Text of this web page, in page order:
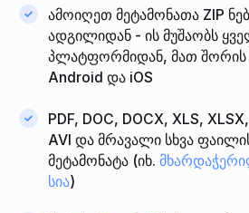
ამოიღეთ მეტამონათა ZIP
ადგილიდან - ის მუშაობს
პლატფორმიდან, მათ შორის
Android და iOS
PDF, DOC, DOCX, XLS,
AVI და მრავალი სხვა
მეტამონატა (იხ.
სია)